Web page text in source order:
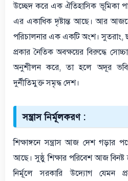
উচ্ছেদ করে এক ঐতিহাসিক ভূমিকা
এর একাধিক দৃষ্টান্ত আছে। আর
পরিচালনার এক একটি অংশ। সুতরাং,
প্রকার নৈতিক অবক্ষয়ের বিরুদ্ধে
অনুশীলন করে, তা হলে অদূর
দুর্নীতিমুক্ত সমৃদ্ধ দেশ।
সন্ত্রাস নির্মূলকরণ :
শিক্ষাঙ্গনে সন্ত্রাস আজ দেশ গড়ার
আছে। সুষ্ঠু শিক্ষার পরিবেশ আজ বিনষ্ট
নির্মূলে সরকারি উদ্যোগ যেমন